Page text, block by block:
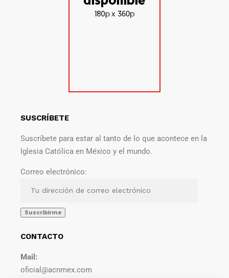
SUSCRÍBETE
Suscríbete para estar al tanto de lo que acontece en la
Iglesia Católica en México y el mundo.
Correo electrónico:
CONTACTO
Mail:
oficial@acnmex.com